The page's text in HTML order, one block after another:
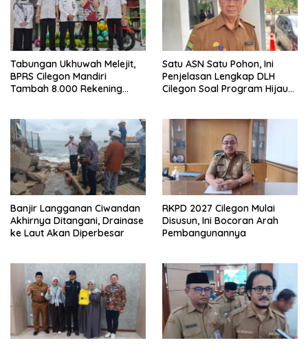
Tabungan Ukhuwah Melejit,
BPRS Cilegon Mandiri
Tambah 8.000 Rekening
Satu ASN Satu Pohon, Ini
Penjelasan Lengkap DLH
Cilegon Soal Program Hijau
Banjir Langganan Ciwandan
Akhirnya Ditangani, Drainase
ke Laut Akan Diperbesar
RKPD 2027 Cilegon Mulai
Disusun, Ini Bocoran Arah
Pembangunannya